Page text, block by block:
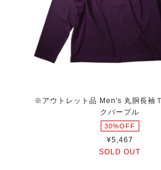
※アウトレット品 Men's 丸胴長袖
クパープル
30%OFF
¥5,467
SOLD OUT